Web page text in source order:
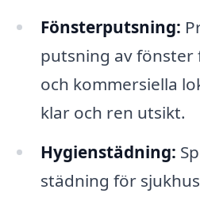
Fönsterputsning:
putsning av
och kommersiella
klar och ren utsikt.
Hygienstädning:
städning för